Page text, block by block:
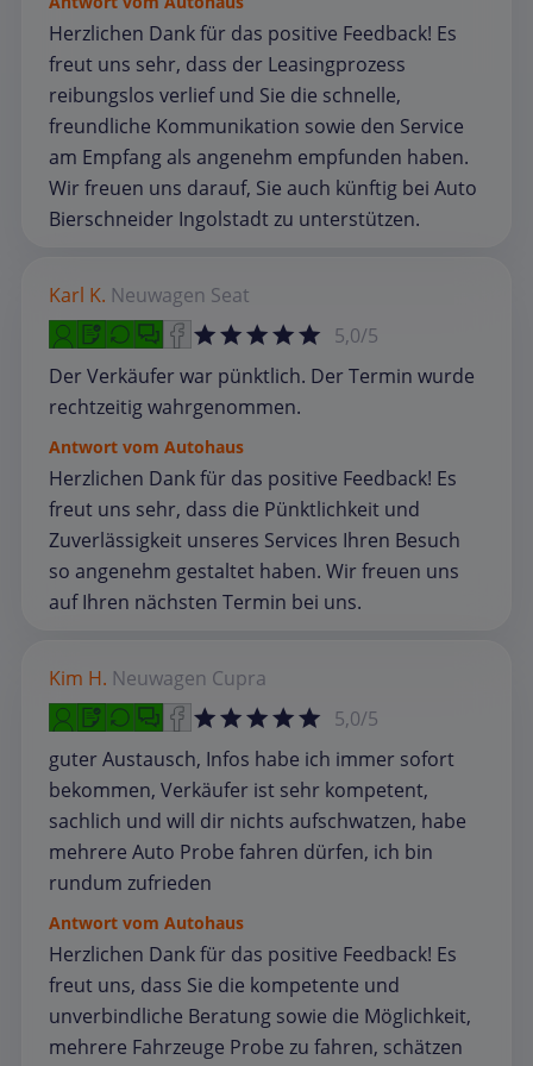
Herzlichen Dank für das positive Feedback! Es
freut uns sehr, dass der Leasingprozess
reibungslos verlief und Sie die schnelle,
freundliche Kommunikation sowie den Service
am Empfang als angenehm empfunden haben.
Wir freuen uns darauf, Sie auch künftig bei Auto
Bierschneider Ingolstadt zu unterstützen.
Karl K. Neuwagen Seat
5,0/5
Der Verkäufer war pünktlich. Der Termin wurde
rechtzeitig wahrgenommen.
Antwort vom Autohaus
Herzlichen Dank für das positive Feedback! Es
freut uns sehr, dass die Pünktlichkeit und
Zuverlässigkeit unseres Services Ihren Besuch
so angenehm gestaltet haben. Wir freuen uns
auf Ihren nächsten Termin bei uns.
Kim H. Neuwagen Cupra
5,0/5
guter Austausch, Infos habe ich immer sofort
bekommen, Verkäufer ist sehr kompetent,
sachlich und will dir nichts aufschwatzen, habe
mehrere Auto Probe fahren dürfen, ich bin
rundum zufrieden
Antwort vom Autohaus
Herzlichen Dank für das positive Feedback! Es
freut uns, dass Sie die kompetente und
unverbindliche Beratung sowie die Möglichkeit,
mehrere Fahrzeuge Probe zu fahren, schätzen